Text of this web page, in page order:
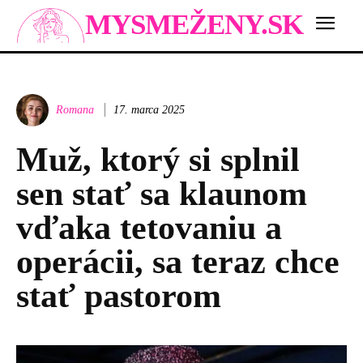
MYSMEŽENY.SK
Romana 17. marca 2025
Muž, ktorý si splnil
sen stať sa klaunom
vďaka tetovaniu a
operácii, sa teraz chce
stať pastorom